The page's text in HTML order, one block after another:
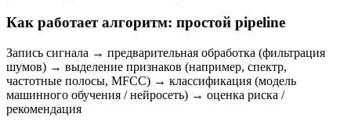
Как работает алгоритм: простой pipeline
Запись сигнала → предварительная обработка (фильтрация
шумов) → выделение признаков (например, спектр,
частотные полосы, MFCC) → классификация (модель
машинного обучения / нейросеть) → оценка риска /
рекомендация